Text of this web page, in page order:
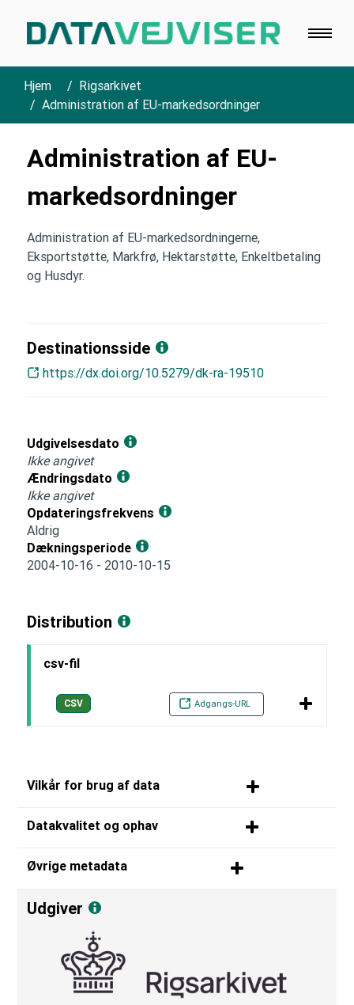
Hjem
Rigsarkivet
Administration af EU-markedsordninger
Administration af EU-
markedsordninger
Administration af EU-markedsordningerne,
Eksportstøtte, Markfrø, Hektarstøtte, Enkeltbetaling
og Husdyr.
Destinationsside
https://dx.doi.org/10.5279/dk-ra-19510
Udgivelsesdato
Ikke angivet
Ændringsdato
Ikke angivet
Opdateringsfrekvens
Aldrig
Dækningsperiode
2004-10-16 - 2010-10-15
Distribution
csv-fil
CSV Adgangs-URL
Vilkår for brug af data
Datakvalitet og ophav
Øvrige metadata
Udgiver